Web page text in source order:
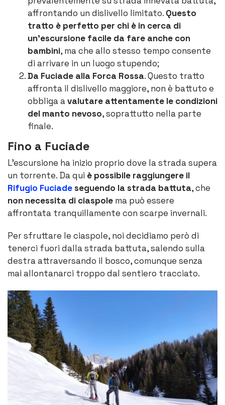
affrontando un dislivello limitato. Questo
tratto è perfetto per chi è in cerca di
un’escursione facile da fare anche con
bambini, ma che allo stesso tempo consente
di arrivare in un luogo stupendo;
Da Fuciade alla Forca Rossa. Questo tratto
affronta il dislivello maggiore, non è battuto e
obbliga avalutare attentamente le condizioni
del manto nevoso, soprattutto nella parte
finale.
Fino a Fuciade
L’escursione ha inizio proprio dove la strada supera
un torrente. Da qui è possibile raggiungere il
Rifugio Fuciadeseguendo la strada battuta, che
non necessita di ciaspole ma può essere
affrontata tranquillamente con scarpe invernali.
Per sfruttare le ciaspole, noi decidiamo però di
tenerci fuori dalla strada battuta, salendo sulla
destra attraversando il bosco, comunque senza
mai allontanarci troppo dal sentiero tracciato.